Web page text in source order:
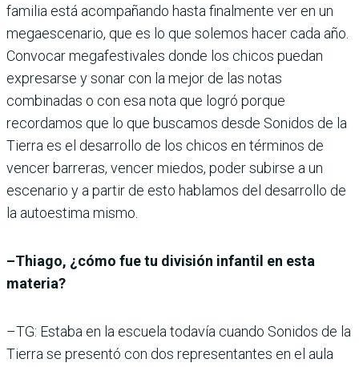
familia está acompañando hasta finalmente ver en un
megaescenario, que es lo que solemos hacer cada año.
Convocar megafestivales donde los chicos puedan
expresarse y sonar con la mejor de las notas
combinadas o con esa nota que logró porque
recordamos que lo que buscamos desde Sonidos de la
Tierra es el desarrollo de los chicos en términos de
vencer barreras, vencer miedos, poder subirse a un
escenario y a partir de esto hablamos del desarrollo de
la autoestima mismo.
–Thiago, ¿cómo fue tu división infantil en esta
materia?
–TG: Estaba en la escuela todavía cuando Sonidos de la
Tierra se presentó con dos representantes en el aula